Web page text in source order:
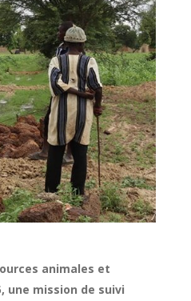
animales et
une mission de suivi